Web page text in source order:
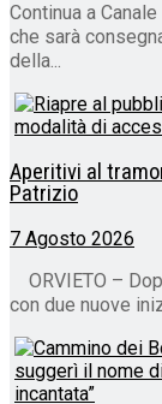
Continua a
che sarà
della...
Aperitivi al
Patrizio
7 Agosto 2026
ORVIETO –
con due nuove